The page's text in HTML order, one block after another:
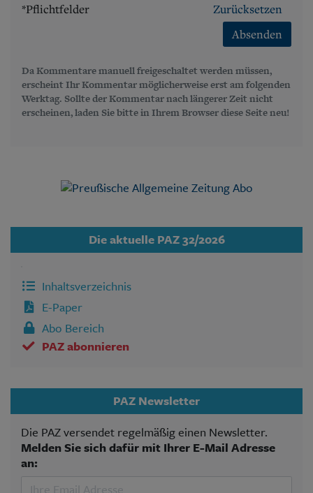
*Pflichtfelder
Zurücksetzen
Absenden
Da Kommentare manuell freigeschaltet werden müssen,
erscheint Ihr Kommentar möglicherweise erst am folgenden
Werktag. Sollte der Kommentar nach längerer Zeit nicht
erscheinen, laden Sie bitte in Ihrem Browser diese Seite neu!
Die aktuelle PAZ 32/2026
Inhaltsverzeichnis
E-Paper
Abo Bereich
PAZ abonnieren
PAZ Newsletter
Die PAZ versendet regelmäßig einen Newsletter.
Melden Sie sich dafür mit Ihrer E-Mail Adresse
an: